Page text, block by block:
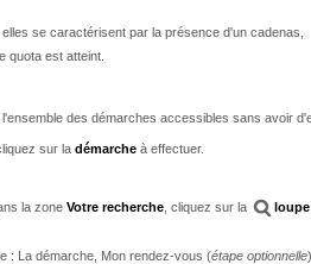
se caractérisent par la présence d'un cadenas,
quota est atteint.
des démarches accessibles sans avoir
sur la démarche à effectuer.
la zone Votre recherche , cliquez sur la loupe
: La démarche, Mon rendez-vous (étape optionnelle